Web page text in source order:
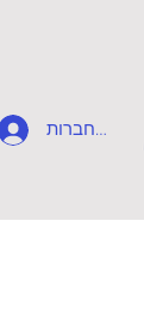
להתחברות